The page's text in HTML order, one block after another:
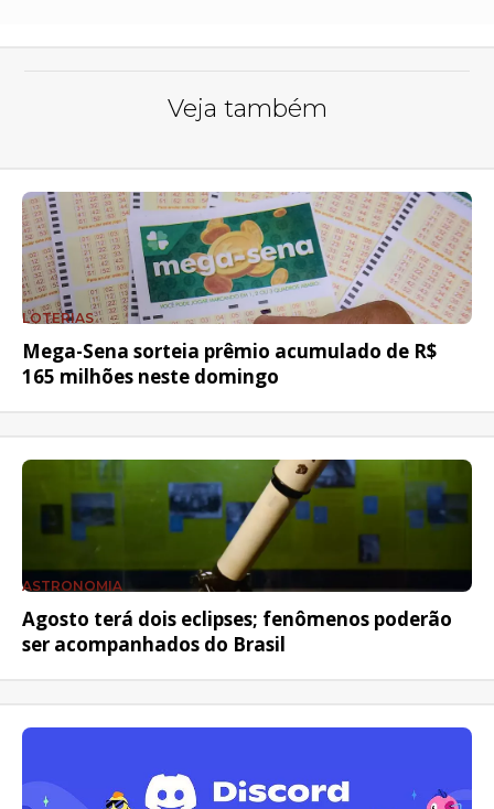
Veja também
LOTERIAS
Mega-Sena sorteia prêmio acumulado de R$
165 milhões neste domingo
ASTRONOMIA
Agosto terá dois eclipses; fenômenos poderão
ser acompanhados do Brasil